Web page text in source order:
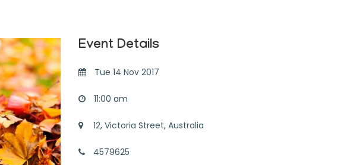
Event Details
Tue 14 Nov 2017
11:00 am
12, Victoria Street, Australia
4579625